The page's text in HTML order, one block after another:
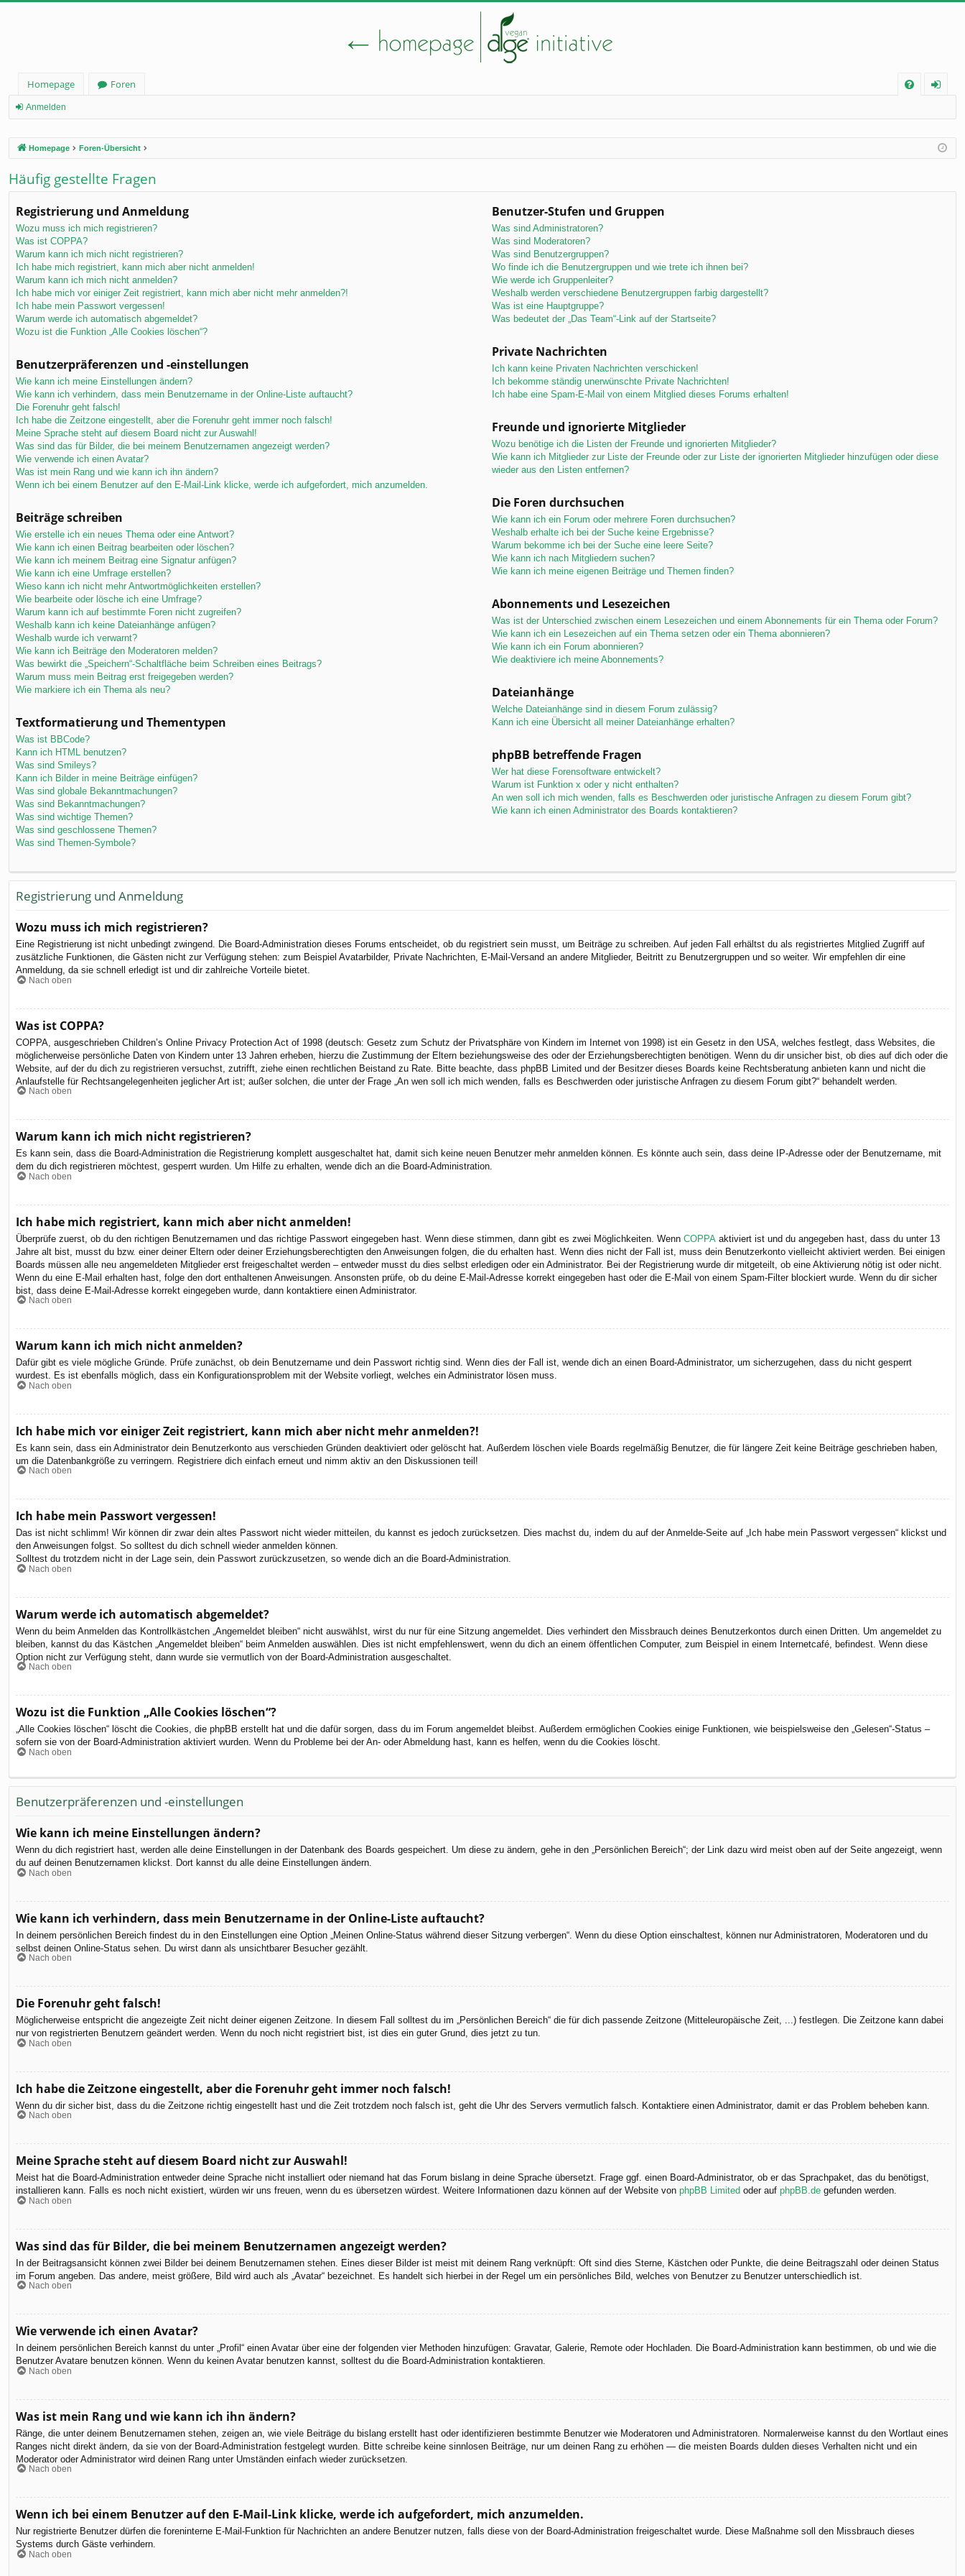
Homepage
Foren
el
n
Anmelden
Homepage Foren-Übersicht
Häufig gestellte Fragen
Registrierung und Anmeldung
Wozu muss ich mich registrieren?
Was ist COPPA?
Warum kann ich mich nicht registrieren?
Ich habe mich registriert, kann mich aber nicht anmelden!
Warum kann ich mich nicht anmelden?
Ich habe mich vor einiger Zeit registriert, kann mich aber nicht mehr anmelden?!
Ich habe mein Passwort vergessen!
Warum werde ich automatisch abgemeldet?
Wozu ist die Funktion „Alle Cookies löschen“?
Benutzerpräferenzen und -einstellungen
Wie kann ich meine Einstellungen ändern?
Wie kann ich verhindern, dass mein Benutzername in der Online-Liste auftaucht?
Die Forenuhr geht falsch!
Ich habe die Zeitzone eingestellt, aber die Forenuhr geht immer noch falsch!
Meine Sprache steht auf diesem Board nicht zur Auswahl!
Was sind das für Bilder, die bei meinem Benutzernamen angezeigt werden?
Wie verwende ich einen Avatar?
Was ist mein Rang und wie kann ich ihn ändern?
Wenn ich bei einem Benutzer auf den E-Mail-Link klicke, werde ich aufgefordert, mich anzumelden.
Beiträge schreiben
Wie erstelle ich ein neues Thema oder eine Antwort?
Wie kann ich einen Beitrag bearbeiten oder löschen?
Wie kann ich meinem Beitrag eine Signatur anfügen?
Wie kann ich eine Umfrage erstellen?
Wieso kann ich nicht mehr Antwortmöglichkeiten erstellen?
Wie bearbeite oder lösche ich eine Umfrage?
Warum kann ich auf bestimmte Foren nicht zugreifen?
Weshalb kann ich keine Dateianhänge anfügen?
Weshalb wurde ich verwarnt?
Wie kann ich Beiträge den Moderatoren melden?
Was bewirkt die „Speichern“-Schaltfläche beim Schreiben eines Beitrags?
Warum muss mein Beitrag erst freigegeben werden?
Wie markiere ich ein Thema als neu?
Textformatierung und Thementypen
Was ist BBCode?
Kann ich HTML benutzen?
Was sind Smileys?
Kann ich Bilder in meine Beiträge einfügen?
Was sind globale Bekanntmachungen?
Was sind Bekanntmachungen?
Was sind wichtige Themen?
Was sind geschlossene Themen?
Was sind Themen-Symbole?
Benutzer-Stufen und Gruppen
Was sind Administratoren?
Was sind Moderatoren?
Was sind Benutzergruppen?
Wo finde ich die Benutzergruppen und wie trete ich ihnen bei?
Wie werde ich Gruppenleiter?
Weshalb werden verschiedene Benutzergruppen farbig dargestellt?
Was ist eine Hauptgruppe?
Was bedeutet der „Das Team“-Link auf der Startseite?
Private Nachrichten
Ich kann keine Privaten Nachrichten verschicken!
Ich bekomme ständig unerwünschte Private Nachrichten!
Ich habe eine Spam-E-Mail von einem Mitglied dieses Forums erhalten!
Freunde und ignorierte Mitglieder
Wozu benötige ich die Listen der Freunde und ignorierten Mitglieder?
Wie kann ich Mitglieder zur Liste der Freunde oder zur Liste der ignorierten Mitglieder hinzufügen oder diese
wieder aus den Listen entfernen?
Die Foren durchsuchen
Wie kann ich ein Forum oder mehrere Foren durchsuchen?
Weshalb erhalte ich bei der Suche keine Ergebnisse?
Warum bekomme ich bei der Suche eine leere Seite?
Wie kann ich nach Mitgliedern suchen?
Wie kann ich meine eigenen Beiträge und Themen finden?
Abonnements und Lesezeichen
Was ist der Unterschied zwischen einem Lesezeichen und einem Abonnements für ein Thema oder Forum?
Wie kann ich ein Lesezeichen auf ein Thema setzen oder ein Thema abonnieren?
Wie kann ich ein Forum abonnieren?
Wie deaktiviere ich meine Abonnements?
Dateianhänge
Welche Dateianhänge sind in diesem Forum zulässig?
Kann ich eine Übersicht all meiner Dateianhänge erhalten?
phpBB betreffende Fragen
Wer hat diese Forensoftware entwickelt?
Warum ist Funktion x oder y nicht enthalten?
An wen soll ich mich wenden, falls es Beschwerden oder juristische Anfragen zu diesem Forum gibt?
Wie kann ich einen Administrator des Boards kontaktieren?
Registrierung und Anmeldung
Wozu muss ich mich registrieren?
Eine Registrierung ist nicht unbedingt zwingend. Die Board-Administration dieses Forums entscheidet, ob du registriert sein musst, um Beiträge zu schreiben. Auf jeden Fall erhältst du als registriertes Mitglied Zugriff auf
zusätzliche Funktionen, die Gästen nicht zur Verfügung stehen: zum Beispiel Avatarbilder, Private Nachrichten, E-Mail-Versand an andere Mitglieder, Beitritt zu Benutzergruppen und so weiter. Wir empfehlen dir eine
Anmeldung, da sie schnell erledigt ist und dir zahlreiche Vorteile bietet.
Nach oben
Was ist COPPA?
COPPA, ausgeschrieben Children’s Online Privacy Protection Act of 1998 (deutsch: Gesetz zum Schutz der Privatsphäre von Kindern im Internet von 1998) ist ein Gesetz in den USA, welches festlegt, dass Websites, die
möglicherweise persönliche Daten von Kindern unter 13 Jahren erheben, hierzu die Zustimmung der Eltern beziehungsweise des oder der Erziehungsberechtigten benötigen. Wenn du dir unsicher bist, ob dies auf dich oder die
Website, auf der du dich zu registrieren versuchst, zutrifft, ziehe einen rechtlichen Beistand zu Rate. Bitte beachte, dass phpBB Limited und der Besitzer dieses Boards keine Rechtsberatung anbieten kann und nicht die
Anlaufstelle für Rechtsangelegenheiten jeglicher Art ist; außer solchen, die unter der Frage „An wen soll ich mich wenden, falls es Beschwerden oder juristische Anfragen zu diesem Forum gibt?“ behandelt werden.
Nach oben
Warum kann ich mich nicht registrieren?
Es kann sein, dass die Board-Administration die Registrierung komplett ausgeschaltet hat, damit sich keine neuen Benutzer mehr anmelden können. Es könnte auch sein, dass deine IP-Adresse oder der Benutzername, mit
dem du dich registrieren möchtest, gesperrt wurden. Um Hilfe zu erhalten, wende dich an die Board-Administration.
Nach oben
Ich habe mich registriert, kann mich aber nicht anmelden!
Überprüfe zuerst, ob du den richtigen Benutzernamen und das richtige Passwort eingegeben hast. Wenn diese stimmen, dann gibt es zwei Möglichkeiten. Wenn COPPA aktiviert ist und du angegeben hast, dass du unter 13
Jahre alt bist, musst du bzw. einer deiner Eltern oder deiner Erziehungsberechtigten den Anweisungen folgen, die du erhalten hast. Wenn dies nicht der Fall ist, muss dein Benutzerkonto vielleicht aktiviert werden. Bei einigen
Boards müssen alle neu angemeldeten Mitglieder erst freigeschaltet werden – entweder musst du dies selbst erledigen oder ein Administrator. Bei der Registrierung wurde dir mitgeteilt, ob eine Aktivierung nötig ist oder nicht.
Wenn du eine E-Mail erhalten hast, folge den dort enthaltenen Anweisungen. Ansonsten prüfe, ob du deine E-Mail-Adresse korrekt eingegeben hast oder die E-Mail von einem Spam-Filter blockiert wurde. Wenn du dir sicher
bist, dass deine E-Mail-Adresse korrekt eingegeben wurde, dann kontaktiere einen Administrator.
Nach oben
Warum kann ich mich nicht anmelden?
Dafür gibt es viele mögliche Gründe. Prüfe zunächst, ob dein Benutzername und dein Passwort richtig sind. Wenn dies der Fall ist, wende dich an einen Board-Administrator, um sicherzugehen, dass du nicht gesperrt
wurdest. Es ist ebenfalls möglich, dass ein Konfigurationsproblem mit der Website vorliegt, welches ein Administrator lösen muss.
Nach oben
Ich habe mich vor einiger Zeit registriert, kann mich aber nicht mehr anmelden?!
Es kann sein, dass ein Administrator dein Benutzerkonto aus verschieden Gründen deaktiviert oder gelöscht hat. Außerdem löschen viele Boards regelmäßig Benutzer, die für längere Zeit keine Beiträge geschrieben haben,
um die Datenbankgröße zu verringern. Registriere dich einfach erneut und nimm aktiv an den Diskussionen teil!
Nach oben
Ich habe mein Passwort vergessen!
Das ist nicht schlimm! Wir können dir zwar dein altes Passwort nicht wieder mitteilen, du kannst es jedoch zurücksetzen. Dies machst du, indem du auf der Anmelde-Seite auf „Ich habe mein Passwort vergessen“ klickst und
den Anweisungen folgst. So solltest du dich schnell wieder anmelden können.
Solltest du trotzdem nicht in der Lage sein, dein Passwort zurückzusetzen, so wende dich an die Board-Administration.
Nach oben
Warum werde ich automatisch abgemeldet?
Wenn du beim Anmelden das Kontrollkästchen „Angemeldet bleiben“ nicht auswählst, wirst du nur für eine Sitzung angemeldet. Dies verhindert den Missbrauch deines Benutzerkontos durch einen Dritten. Um angemeldet zu
bleiben, kannst du das Kästchen „Angemeldet bleiben“ beim Anmelden auswählen. Dies ist nicht empfehlenswert, wenn du dich an einem öffentlichen Computer, zum Beispiel in einem Internetcafé, befindest. Wenn diese
Option nicht zur Verfügung steht, dann wurde sie vermutlich von der Board-Administration ausgeschaltet.
Nach oben
Wozu ist die Funktion „Alle Cookies löschen“?
„Alle Cookies löschen“ löscht die Cookies, die phpBB erstellt hat und die dafür sorgen, dass du im Forum angemeldet bleibst. Außerdem ermöglichen Cookies einige Funktionen, wie beispielsweise den „Gelesen“-Status –
sofern sie von der Board-Administration aktiviert wurden. Wenn du Probleme bei der An- oder Abmeldung hast, kann es helfen, wenn du die Cookies löscht.
Nach oben
Benutzerpräferenzen und -einstellungen
Wie kann ich meine Einstellungen ändern?
Wenn du dich registriert hast, werden alle deine Einstellungen in der Datenbank des Boards gespeichert. Um diese zu ändern, gehe in den „Persönlichen Bereich“; der Link dazu wird meist oben auf der Seite angezeigt, wenn
du auf deinen Benutzernamen klickst. Dort kannst du alle deine Einstellungen ändern.
Nach oben
Wie kann ich verhindern, dass mein Benutzername in der Online-Liste auftaucht?
In deinem persönlichen Bereich findest du in den Einstellungen eine Option „Meinen Online-Status während dieser Sitzung verbergen“. Wenn du diese Option einschaltest, können nur Administratoren, Moderatoren und du
selbst deinen Online-Status sehen. Du wirst dann als unsichtbarer Besucher gezählt.
Nach oben
Die Forenuhr geht falsch!
Möglicherweise entspricht die angezeigte Zeit nicht deiner eigenen Zeitzone. In diesem Fall solltest du im „Persönlichen Bereich“ die für dich passende Zeitzone (Mitteleuropäische Zeit, ...) festlegen. Die Zeitzone kann dabei
nur von registrierten Benutzern geändert werden. Wenn du noch nicht registriert bist, ist dies ein guter Grund, dies jetzt zu tun.
Nach oben
Ich habe die Zeitzone eingestellt, aber die Forenuhr geht immer noch falsch!
Wenn du dir sicher bist, dass du die Zeitzone richtig eingestellt hast und die Zeit trotzdem noch falsch ist, geht die Uhr des Servers vermutlich falsch. Kontaktiere einen Administrator, damit er das Problem beheben kann.
Nach oben
Meine Sprache steht auf diesem Board nicht zur Auswahl!
Meist hat die Board-Administration entweder deine Sprache nicht installiert oder niemand hat das Forum bislang in deine Sprache übersetzt. Frage ggf. einen Board-Administrator, ob er das Sprachpaket, das du benötigst,
installieren kann. Falls es noch nicht existiert, würden wir uns freuen, wenn du es übersetzen würdest. Weitere Informationen dazu können auf der Website von phpBB Limited oder auf phpBB.de gefunden werden.
Nach oben
Was sind das für Bilder, die bei meinem Benutzernamen angezeigt werden?
In der Beitragsansicht können zwei Bilder bei deinem Benutzernamen stehen. Eines dieser Bilder ist meist mit deinem Rang verknüpft: Oft sind dies Sterne, Kästchen oder Punkte, die deine Beitragszahl oder deinen Status
im Forum angeben. Das andere, meist größere, Bild wird auch als „Avatar“ bezeichnet. Es handelt sich hierbei in der Regel um ein persönliches Bild, welches von Benutzer zu Benutzer unterschiedlich ist.
Nach oben
Wie verwende ich einen Avatar?
In deinem persönlichen Bereich kannst du unter „Profil“ einen Avatar über eine der folgenden vier Methoden hinzufügen: Gravatar, Galerie, Remote oder Hochladen. Die Board-Administration kann bestimmen, ob und wie die
Benutzer Avatare benutzen können. Wenn du keinen Avatar benutzen kannst, solltest du die Board-Administration kontaktieren.
Nach oben
Was ist mein Rang und wie kann ich ihn ändern?
Ränge, die unter deinem Benutzernamen stehen, zeigen an, wie viele Beiträge du bislang erstellt hast oder identifizieren bestimmte Benutzer wie Moderatoren und Administratoren. Normalerweise kannst du den Wortlaut eines
Ranges nicht direkt ändern, da sie von der Board-Administration festgelegt wurden. Bitte schreibe keine sinnlosen Beiträge, nur um deinen Rang zu erhöhen — die meisten Boards dulden dieses Verhalten nicht und ein
Moderator oder Administrator wird deinen Rang unter Umständen einfach wieder zurücksetzen.
Nach oben
Wenn ich bei einem Benutzer auf den E-Mail-Link klicke, werde ich aufgefordert, mich anzumelden.
Nur registrierte Benutzer dürfen die foreninterne E-Mail-Funktion für Nachrichten an andere Benutzer nutzen, falls diese von der Board-Administration freigeschaltet wurde. Diese Maßnahme soll den Missbrauch dieses
Systems durch Gäste verhindern.
Nach oben